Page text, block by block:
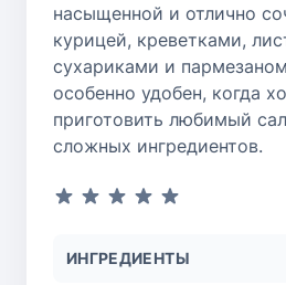
насыщенной и отлично
курицей, креветками,
сухариками и
особенно удобен, когда
приготовить любимый
сложных ингредиентов.
ИНГРЕДИЕНТЫ